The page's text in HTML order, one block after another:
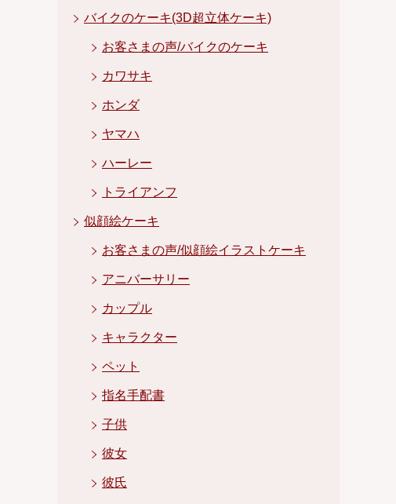
バイクのケーキ(3D超立体ケーキ)
お客さまの声/バイクのケーキ
カワサキ
ホンダ
ヤマハ
ハーレー
トライアンフ
似顔絵ケーキ
お客さまの声/似顔絵イラストケーキ
アニバーサリー
カップル
キャラクター
ペット
指名手配書
子供
彼女
彼氏